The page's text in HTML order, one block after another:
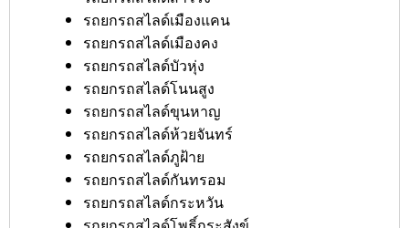
รถยกรถสไลด์เมืองแคน
รถยกรถสไลด์เมืองคง
รถยกรถสไลด์บัวหุ่ง
รถยกรถสไลด์โนนสูง
รถยกรถสไลด์ขุนหาญ
รถยกรถสไลด์ห้วยจันทร์
รถยกรถสไลด์ภูฝ้าย
รถยกรถสไลด์กันทรอม
รถยกรถสไลด์กระหวัน